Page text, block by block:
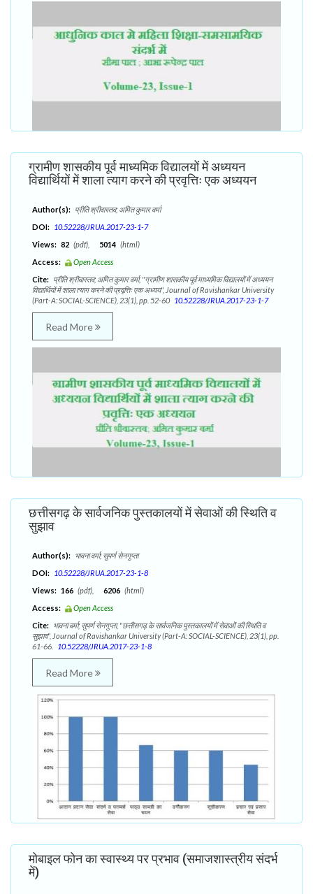
ग्रामीण शासकीय पूर्व माध्यमिक विद्यालयों में अध्ययन
विद्यार्थियों में शाला त्याग करने की प्रवृत्तिः एक अध्ययन
Author(s): प्रीति श्रीवास्तव; अमित कुमार वर्मा
DOI: 10.52228/JRUA.2017-23-1-7
Views: 82 (pdf), 5014 (html)
Access:
Open Access
Cite: प्रीति श्रीवास्तव; अमित कुमार वर्मा, "ग्रामीण शासकीय पूर्व माध्यमिक विद्यालयों में अध्ययन
विद्यार्थियों में शाला त्याग करने की प्रवृत्तिः एक अध्यय", Journal of Ravishankar University
(Part-A: SOCIAL-SCIENCE), 23(1), pp. 52-60 10.52228/JRUA.2017-23-1-7
Read More
छत्तीसगढ़ के सार्वजनिक पुस्तकालयों में सेवाओं की स्थिति व
सुझाव
Author(s): भावना वर्मा; सुपर्ण सेनगुप्ता
DOI: 10.52228/JRUA.2017-23-1-8
Views: 166 (pdf), 6206 (html)
Access:
Open Access
Cite: भावना वर्मा; सुपर्ण सेनगुप्ता, "छत्तीसगढ़ के सार्वजनिक पुस्तकालयों में सेवाओं की स्थिति व
सुझाव", Journal of Ravishankar University (Part-A: SOCIAL-SCIENCE), 23(1), pp.
61-66. 10.52228/JRUA.2017-23-1-8
Read More
मोबाइल फोन का स्वास्थ्य पर प्रभाव (समाजशास्त्रीय संदर्भ
में)